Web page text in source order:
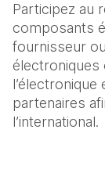
Participez au
composants
fournisseur
électroniques
partenaires
l’international.